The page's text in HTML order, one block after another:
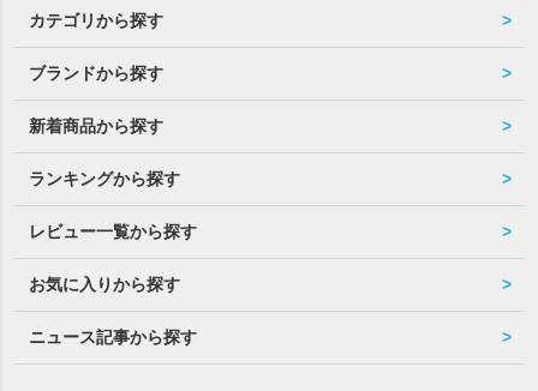
カテゴリから探す
ブランドから探す
新着商品から探す
ランキングから探す
レビュー一覧から探す
お気に入りから探す
ニュース記事から探す